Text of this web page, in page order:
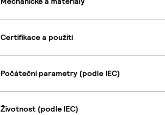
Certifikace a použití
Počáteční parametry (podle IEC)
Životnost (podle IEC)